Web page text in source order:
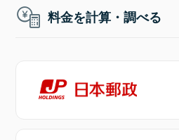
料金を計算・調べる